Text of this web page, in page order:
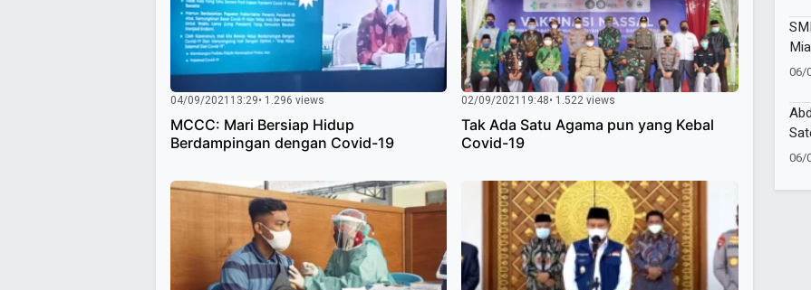
04/09/2021 13:29• 1.296 views
MCCC: Mari Bersiap Hidup
Berdampingan dengan Covid-19
02/09/2021 19:48• 1.522 views
Tak Ada Satu Agama pun yang Kebal
Covid-19
06/
06/